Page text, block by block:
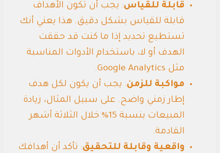
قابلة للقياس: يجب أن تكون الأهداف
قابلة للقياس بشكل دقيق. هذا يعني أنك
تستطيع تحديد إذا ما كنت قد حققت
الهدف أو لا، باستخدام الأدوات المناسبة
مثل Google Analytics.
مواكبة للزمن: يجب أن يكون لكل هدف
إطار زمني واضح. على سبيل المثال، زيادة
المبيعات بنسبة 15% خلال الثلاثة أشهر
القادمة.
واقعية وقابلة للتحقيق: تأكد أن أهدافك